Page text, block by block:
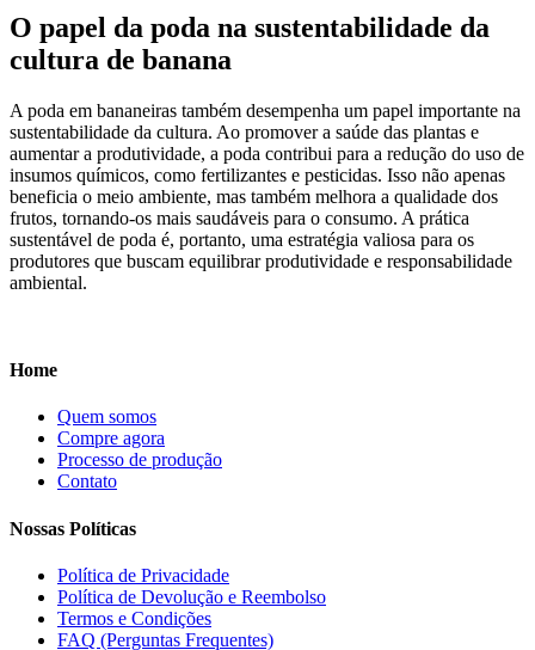
O papel da poda na sustentabilidade da
cultura de banana
A poda em bananeiras também desempenha um papel importante na
sustentabilidade da cultura. Ao promover a saúde das plantas e
aumentar a produtividade, a poda contribui para a redução do uso de
insumos químicos, como fertilizantes e pesticidas. Isso não apenas
beneficia o meio ambiente, mas também melhora a qualidade dos
frutos, tornando-os mais saudáveis para o consumo. A prática
sustentável de poda é, portanto, uma estratégia valiosa para os
produtores que buscam equilibrar produtividade e responsabilidade
ambiental.
Home
Quem somos
Compre agora
Processo de produção
Contato
Nossas Políticas
Política de Privacidade
Política de Devolução e Reembolso
Termos e Condições
FAQ (Perguntas Frequentes)